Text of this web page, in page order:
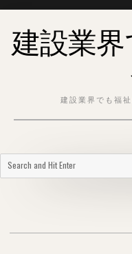
content建設業
建設業界でも福